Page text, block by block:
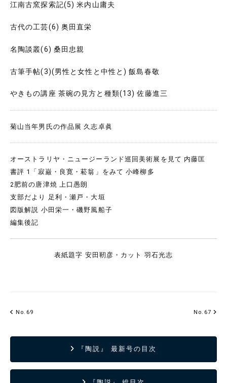
江南古窯探索記(5) 米内山庸夫
古代の工芸(6) 奥田直栄
名陶談叢(6) 桑田忠親
古筆手帖(3)(男性と女性と中性と) 飯島春敬
やきもの講座 茶碗の見方と種類(13) 佐藤進三
菊山当年男氏の作品展 久志卓眞
オーストラリヤ・ニュージーランド巡回美術展を見て 内藤匡
書評 1「寂巌・良寛・菘翁」をみて 小峰柳多
2肥前の唐津焼 上口愚朗
支部だより 足利・瀬戸・大垣
図版解説 小田栄一・磯野風船子
編集後記
表紙題字 安田靭彦・カット 羽石光志
No.69 No.67
『陶説』 最新号の目次